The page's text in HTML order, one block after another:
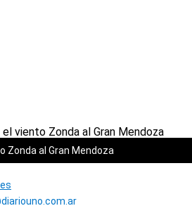
Zonda al Gran Mendoza